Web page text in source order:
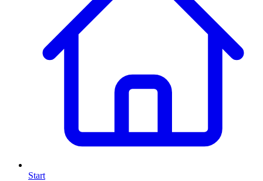
Start